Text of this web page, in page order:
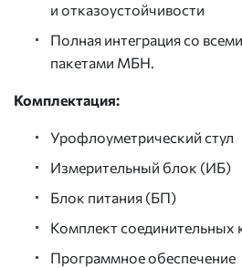
и отказоустойчивости
Полная интеграция со
пакетами МБН.
Комплектация:
Урофлоуметрический стул
Измерительный блок (ИБ)
Блок питания (БП)
Комплект соединительных
Программное обеспечение